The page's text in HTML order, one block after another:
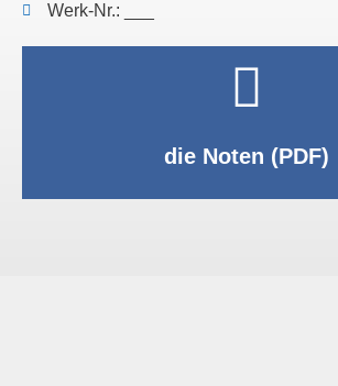
Werk-Nr.: ___
die Noten (PDF)